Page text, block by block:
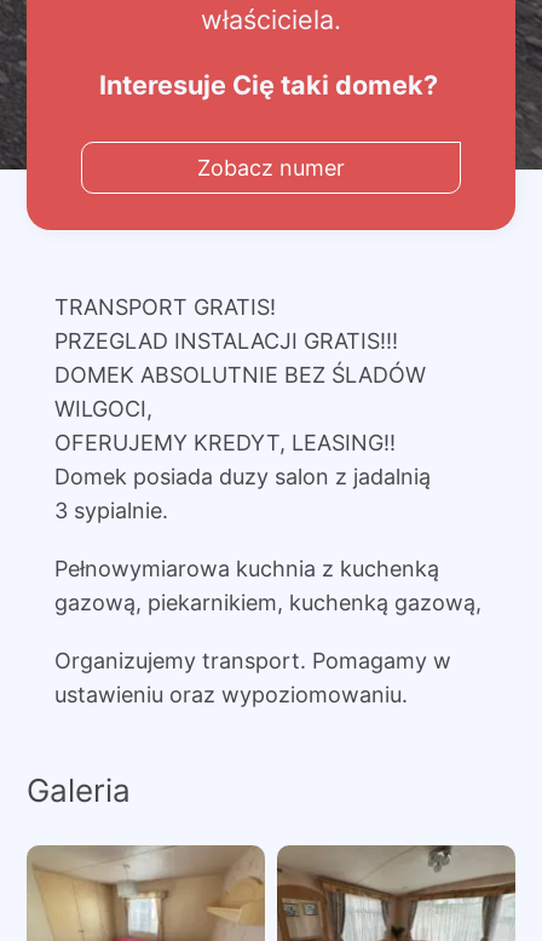
właściciela.
Interesuje Cię taki domek?
Zobacz numer
TRANSPORT GRATIS!
PRZEGLAD INSTALACJI GRATIS!!!
DOMEK ABSOLUTNIE BEZ ŚLADÓW
WILGOCI,
OFERUJEMY KREDYT, LEASING!!
Domek posiada duzy salon z jadalnią
3 sypialnie.
Pełnowymiarowa kuchnia z kuchenką
gazową, piekarnikiem, kuchenką gazową,
Organizujemy transport. Pomagamy w
ustawieniu oraz wypoziomowaniu.
Galeria